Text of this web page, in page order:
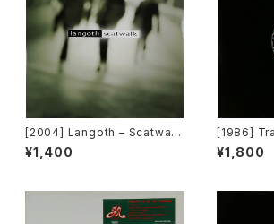
[2004] Langoth – Scatwalk
[Sunshine Enterprises]
¥1,400
[1986]
The
¥1,800